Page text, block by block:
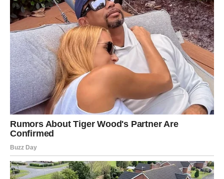
biljkama ispunjava me i čini me sretnim. Planiram proširiti
poslovanje i u seoski turizam. Nadam se da će se to uskoro
ostvariti – zaključio je Andrašević.
Iako je odlučio pokrenuti vlastiti brand prije nego što je navršio
20 godina, primjećuje kako se većina mladih u Hrvatskoj
danas boji preuzeti rizik pokretanja vlastitog posla, bilo u
poljoprivredi, zanatstvu ili drugdje.
Podrška obitelji i bližnjih ključna je, naglašava, jer mnogi
mladi nedostaju samopouzdanja u vlastite ideje i
inovativnost te ih brine mišljenje okoline.
Uz to, ističe kako nedostatak sredstava nije dovoljan razlog,